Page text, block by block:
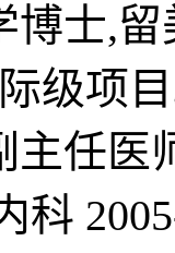
博士,
级项
任医
科